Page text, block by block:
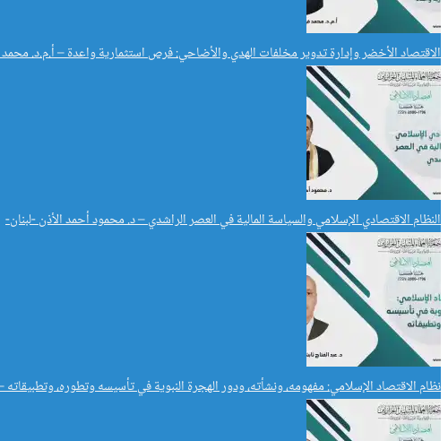
الاقتصاد الأخضر وإدارة تدوير مخلفات الهدي والأضاحي: فرص استثمارية واعدة – أ.م.د.
النظام الاقتصادي الإسلامي والسياسة المالية في العصر الراشدي – د. محمود أحمد الأذن -لبنان-
نظام الاقتصاد الإسلامي: مفهومه، ونشأته، ودور الهجرة النبوية في تأسيسه وتطوره،